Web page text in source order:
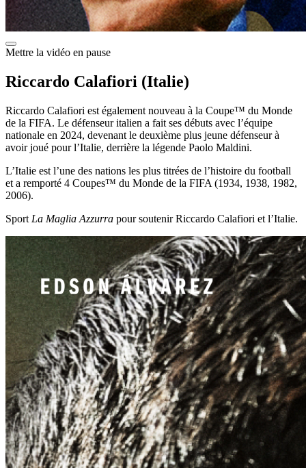
Mettre la vidéo en pause
Riccardo Calafiori (Italie)
Riccardo Calafiori est également nouveau à la Coupe™ du Monde
de la FIFA. Le défenseur italien a fait ses débuts avec l’équipe
nationale en 2024, devenant le deuxième plus jeune défenseur à
avoir joué pour l’Italie, derrière la légende Paolo Maldini.
L’Italie est l’une des nations les plus titrées de l’histoire du football
et a remporté 4 Coupes™ du Monde de la FIFA (1934, 1938, 1982,
2006).
Sport La Maglia Azzurra pour soutenir Riccardo Calafiori et l’Italie.